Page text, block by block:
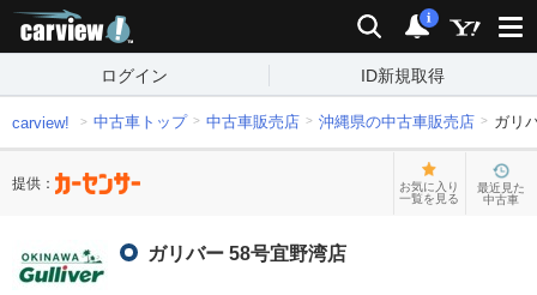
検索 通知
i
ログイン ID新規取得
carview! 中古車トップ 中古車販売店 沖縄県の中古車販売店 ガリ
提供：
お気に入り
一覧を見る
最近見た
中古車
ガリバー 58号宜野湾店